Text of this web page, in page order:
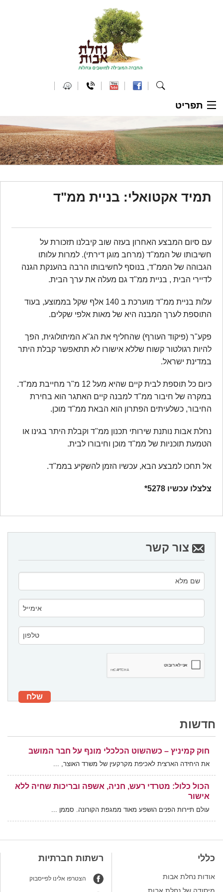
תפריט
ראשי
אודות
מי אנחנו
ממליצים
מעורבות חברתית
שביל ישראל
מבצעים
זכרון עד
הפרדת מגרש מנחלה
כנסים
צור קשר
תמיד אקטואלי: בניית ממ"ד
עם סיום המבצע האחרון בעזה שוב קיבלנו תזכורת על
חשיבותו של הממ"ד (מרחב מוגן דירתי). למרות עלותו
הגבוהה של הממ"ד, בנוסף לחשיבותו הרבה בהענקת הגנה
לדיירי הבית , בניית ממ"ד גם מעלה את ערך הבית.
עלות בניית ממ"ד מוערכת ב 140 אלף שקל בממוצע, בעוד
התוספת לערך המבנה היא של מאות אלפי שקלים.
פקע"ר (פיקוד העורף) שהחליף את הג"א המיתולוגית, הפך
להיות רגולטור קשוח שללא אישורו לא תתאפשר קבלת היתר
במדינת ישראל.
כיום כל תוספת לבית קיים שהיא מעל 12 מ"ר מחייבת ממ"ד.
במקרה של חיבור ממ"ד למבנה קיים האתגר הוא בחירת
החיבור, כשלעיתים הפתרון הוא הבאת ממ"ד מוכן.
נחלת אבות נותנת שירותי תכנון ממ"ד וקבלת היתר בגינו או
הטמעת תוכניות של ממ"ד מוכן וחיבורו לבית.
אל תחכו למבצע הבא, עכשיו הזמן להשקיע בממ"ד.
צלצלו עכשיו5278*
צור קשר
חדשות
חוק קמיניץ – כשהשוט הכלכלי מונף על חבר המושב
את היחידה הארצית לאכיפת מקרקעין של משרד האוצר, ...
הכול כלול: מטרדי רעש, חניה, אשפה ובריכות שחיה ללא
אישור
עולם תיירות הפנים הושפע מאוד ממגפת הקורונה. סממן ...
החוק!
שמחים ונרגשים עם 103 מלקוחותינו שסיימו לאחרונה תהליך ...
רמ"י מכה בכל הכוח במושבי ישראל מחייבת דמי שימוש
עבור מבנים שנעשה בהם שימוש חורג
כללי
אודות נחלת אבות
רשתות חברתיות
הצטרפו אלינו לפייסבוק